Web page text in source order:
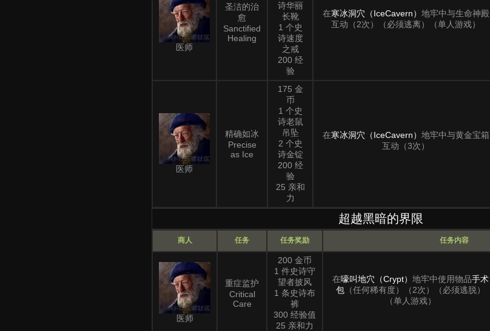
医师
圣洁的治
愈
Sanctified
Healing
诗华丽
长靴
1 个史
诗速度
之戒
200 经
验
在寒冰洞穴（IceCavern） 地牢中与生命神殿
互动（2次）（必须逃离）（单人游戏）
医师
精确如冰
Precise
as Ice
175 金
币
1 个史
诗老鼠
吊坠
2 个史
诗金锭
200 经
验
25 亲和
力
在寒冰洞穴（IceCavern） 地牢中与黄金宝箱
互动（3次）
超越黑暗的界限
商人 任务 任务奖励 任务内容
医师
重症监护
Critical
Care
200 金币
1 件史诗守
望者披风
1 条史诗布
裤
300 经验值
25 亲和力
在嚎叫地穴（Crypt） 地牢中使用物品手术
包 （任何稀有度）（2次）（必须逃脱）
（单人游戏）